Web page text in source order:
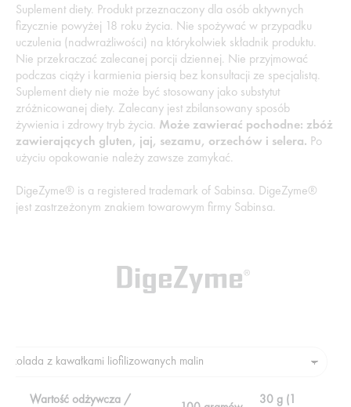
Suplement diety. Produkt przeznaczony dla osób aktywnych
fizycznie powyżej 18 roku życia. Nie spożywać w przypadku
uczulenia (nadwrażliwości) na którykolwiek składnik produktu.
Nie przekraczać zalecanej porcji dziennej. Nie przyjmować
podczas ciąży i karmienia piersią bez konsultacji ze specjalistą.
Suplement diety nie może być stosowany jako substytut
zróżnicowanej diety. Zalecany jest zbilansowany sposób
żywienia i zdrowy tryb życia. Może zawierać pochodne: zbóż
zawierających gluten, jaj, sezamu, orzechów i selera. Po
użyciu opakowanie należy zawsze zamykać.
DigeZyme® is a registered trademark of Sabinsa. DigeZyme®
jest zastrzeżonym znakiem towarowym firmy Sabinsa.
Wartość odżywcza /
30 g (1